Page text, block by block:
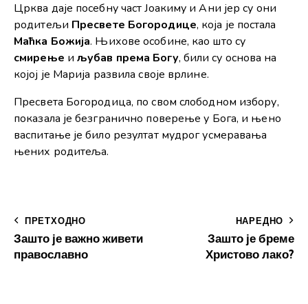
Црква даје посебну част Јоакиму и Ани јер су они
родитељи Пресвете Богородице, која је постала
Маћка Божија. Њихове особине, као што су
смирење иљубав према Богу, били су основа на
којој је Марија развила своје врлине.
Пресвета Богородица, по свом слободном избору,
показала је безгранично поверење у Бога, и њено
васпитање је било резултат мудрог усмеравања
њених родитеља.
ПРЕТХОДНО
Зашто је важно живети
православно
НАРЕДНО
Зашто је бреме
Христово лако?